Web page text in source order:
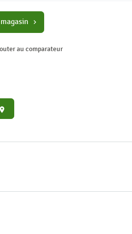
chevron_right
au comparateur
place